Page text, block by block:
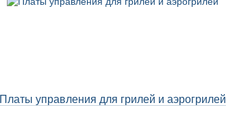
Платы управления для грилей и аэрогрилей